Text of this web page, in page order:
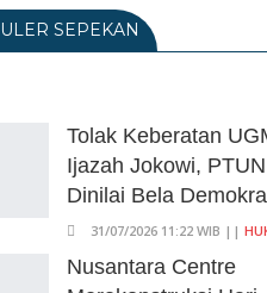
Transjakarta Blok M-
Ganti Nama Jadi
05/08/2026 15:05 WIB ||
BPS Klaim Angka
Pengangguran Di
Pada Mei 2026
Juta Orang
SEPEKAN
Tolak Keberatan
Ijazah Jokowi,
Dinilai Bela
31/07/2026 11:22 WIB ||
Nusantara Centre